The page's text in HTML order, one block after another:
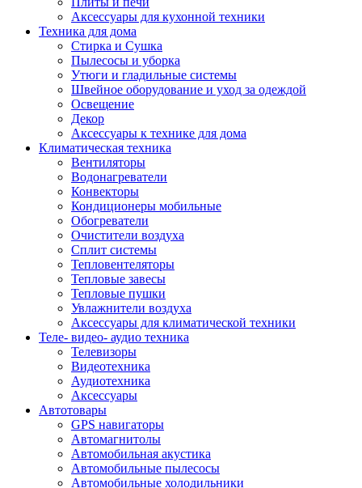
Аксессуары для кухонной техники
Техника для дома
Стирка и Сушка
Пылесосы и уборка
Утюги и гладильные системы
Швейное оборудование и уход за одеждой
Освещение
Декор
Аксессуары к технике для дома
Климатическая техника
Вентиляторы
Водонагреватели
Конвекторы
Кондиционеры мобильные
Обогреватели
Очистители воздуха
Сплит системы
Тепловентеляторы
Тепловые завесы
Тепловые пушки
Увлажнители воздуха
Аксессуары для климатической техники
Теле- видео- аудио техника
Телевизоры
Видеотехника
Аудиотехника
Аксессуары
Автотовары
GPS навигаторы
Автомагнитолы
Автомобильная акустика
Автомобильные пылесосы
Автомобильные холодильники